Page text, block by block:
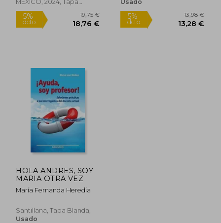
5%
dcto.
MEXICO, 2024, Tapa
Blanda, Nuevo
Usado
HOLA ANDRES, SOY
MARIA OTRA VEZ
María Fernanda Heredia
Santillana, Tapa Blanda,
Usado